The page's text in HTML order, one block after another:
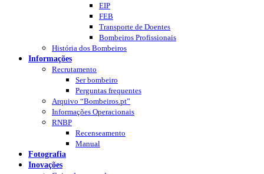
EIP
FEB
Transporte de Doentes
Bombeiros Profissionais
História dos Bombeiros
Informações
Recrutamento
Ser bombeiro
Perguntas frequentes
Arquivo “Bombeiros.pt”
Informações Operacionais
RNBP
Recenseamento
Manual
Fotografia
Inovações